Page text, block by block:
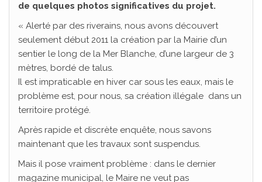
de quelques photos significatives du projet.
« Alerté par des riverains, nous avons découvert
seulement début 2011 la création par la Mairie d’un
sentier le long de la Mer Blanche, d’une largeur de 3
mètres, bordé de talus.
Il est impraticable en hiver car sous les eaux, mais le
problème est, pour nous, sa création illégale dans un
territoire protégé.
Après rapide et discrète enquête, nous savons
maintenant que les travaux sont suspendus.
Mais il pose vraiment problème : dans le dernier
magazine municipal, le Maire ne veut pas